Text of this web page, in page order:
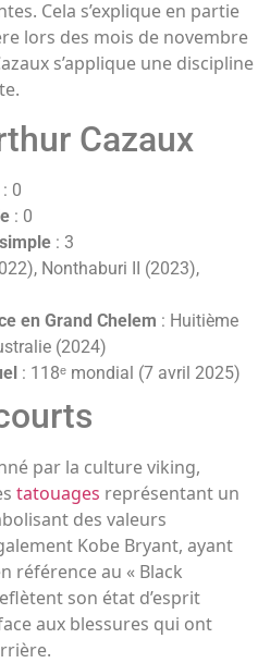
Cela s’explique en partie
lors des mois de novembre
s’applique une discipline
Cazaux
: 0
: 0
: 3
Nonthaburi II (2023),
en Grand Chelem : Huitième
(2024)
: 118ᵉ mondial (7 avril 2025)
par la culture viking,
tatouages représentant un
des valeurs
Kobe Bryant, ayant
référence au « Black
son état d’esprit
aux blessures qui ont